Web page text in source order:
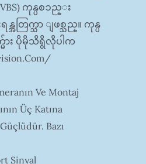
ကုန္ပစၥည္း
န္အတြက္သာ ျဖစ္သည္။ ကုန္ပ
း ပိုမိုသိရွိလိုပါက
Ve Montaj
Üç Katına
Bazı
Sinyal